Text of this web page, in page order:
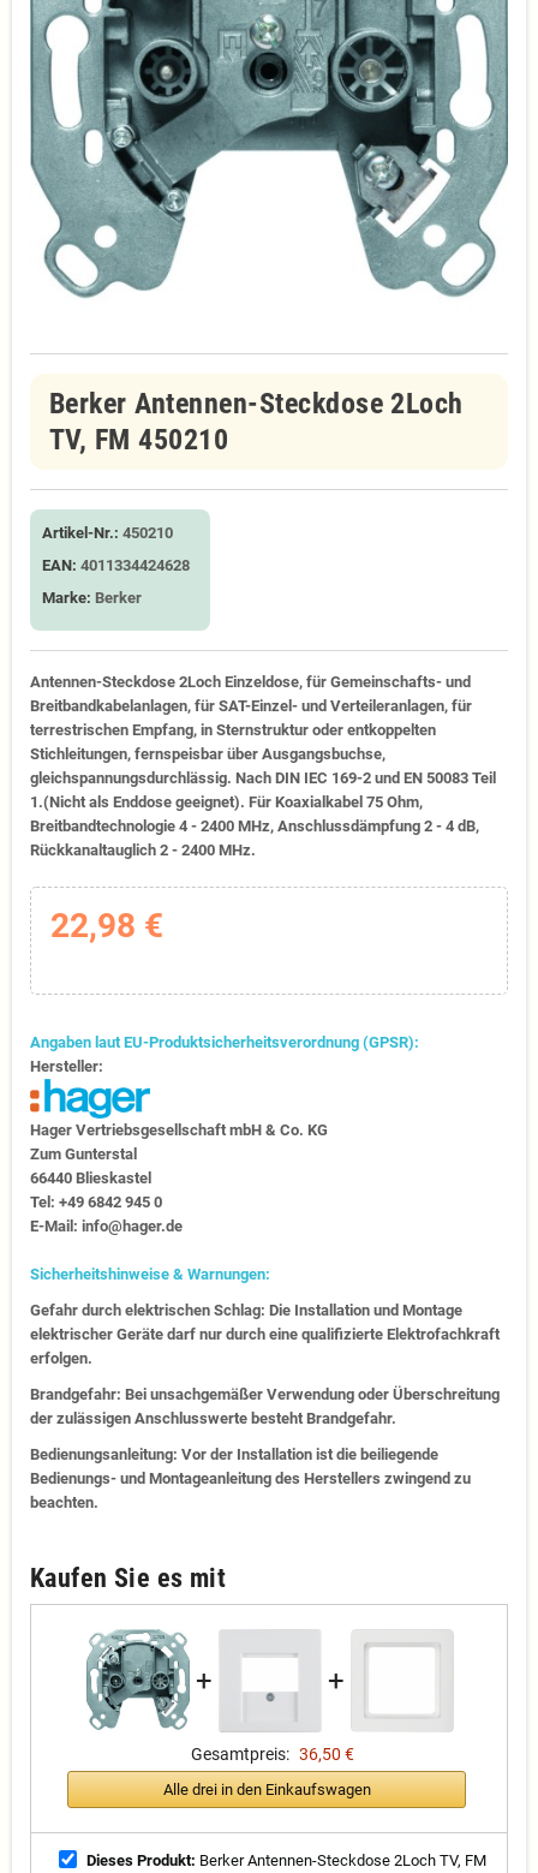
Berker Antennen-Steckdose 2Loch
TV, FM 450210
Artikel-Nr.: 450210
EAN: 4011334424628
Marke: Berker
Antennen-Steckdose 2Loch Einzeldose, für Gemeinschafts- und
Breitbandkabelanlagen, für SAT-Einzel- und Verteileranlagen, für
terrestrischen Empfang, in Sternstruktur oder entkoppelten
Stichleitungen, fernspeisbar über Ausgangsbuchse,
gleichspannungsdurchlässig. Nach DIN IEC 169-2 und EN 50083 Teil
1.(Nicht als Enddose geeignet). Für Koaxialkabel 75 Ohm,
Breitbandtechnologie 4 - 2400 MHz, Anschlussdämpfung 2 - 4 dB,
Rückkanaltauglich 2 - 2400 MHz.
22,98 €
Angaben laut EU-Produktsicherheitsverordnung (GPSR):
Hersteller:
Hager Vertriebs­ge­sell­schaft mbH & Co. KG
Zum Gunter­stal
66440 Blies­kastel
Tel: +49 6842 945 0
E-Mail: info@hager.de
Sicherheitshinweise & Warnungen:
Gefahr durch elektrischen Schlag: Die Installation und Montage
elektrischer Geräte darf nur durch eine qualifizierte Elektrofachkraft
erfolgen.
Brandgefahr: Bei unsachgemäßer Verwendung oder Überschreitung
der zulässigen Anschlusswerte besteht Brandgefahr.
Bedienungsanleitung: Vor der Installation ist die beiliegende
Bedienungs- und Montageanleitung des Herstellers zwingend zu
beachten.
Kaufen Sie es mit
+ +
Gesamtpreis: 36,50 €
Alle drei in den Einkaufswagen
Dieses Produkt: Berker Antennen-Steckdose 2Loch TV, FM